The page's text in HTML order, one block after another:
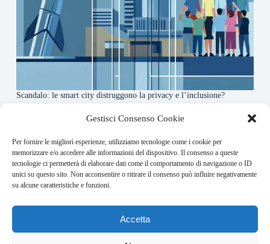
Gestisci Consenso Cookie
Per fornire le migliori esperienze, utilizziamo tecnologie come i cookie per
memorizzare e/o accedere alle informazioni del dispositivo. Il consenso a queste
tecnologie ci permetterà di elaborare dati come il comportamento di navigazione o ID
unici su questo sito. Non acconsentire o ritirare il consenso può influire negativamente
su alcune caratteristiche e funzioni.
Accetta
Scandalo: le smart city distruggono la privacy e l’inclusione?
About this website
Orbitare ogni giorno trova per te le notizie più rilevanti in
ambito space economy.
Address:
VIA USODIMARE 3 - 37138 - VERONA (VR)